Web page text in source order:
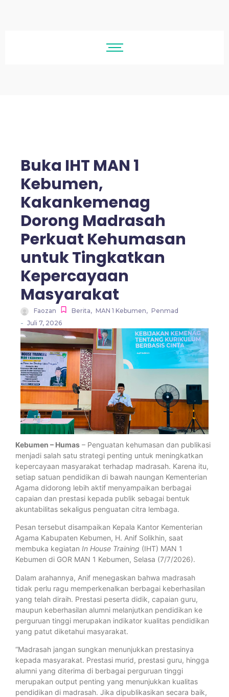
Buka IHT MAN 1
Kebumen,
Kakankemenag
Dorong Madrasah
Perkuat Kehumasan
untuk Tingkatkan
Kepercayaan
Masyarakat
Faozan Berita, MAN 1 Kebumen, Penmad
- Juli 7, 2026
Kebumen – Humas – Penguatan kehumasan dan publikasi
menjadi salah satu strategi penting untuk meningkatkan
kepercayaan masyarakat terhadap madrasah. Karena itu,
setiap satuan pendidikan di bawah naungan Kementerian
Agama didorong lebih aktif menyampaikan berbagai
capaian dan prestasi kepada publik sebagai bentuk
akuntabilitas sekaligus penguatan citra lembaga.
Pesan tersebut disampaikan Kepala Kantor Kementerian
Agama Kabupaten Kebumen, H. Anif Solikhin, saat
membuka kegiatan In House Training (IHT) MAN 1
Kebumen di GOR MAN 1 Kebumen, Selasa (7/7/2026).
Dalam arahannya, Anif menegaskan bahwa madrasah
tidak perlu ragu memperkenalkan berbagai keberhasilan
yang telah diraih. Prestasi peserta didik, capaian guru,
maupun keberhasilan alumni melanjutkan pendidikan ke
perguruan tinggi merupakan indikator kualitas pendidikan
yang patut diketahui masyarakat.
“Madrasah jangan sungkan menunjukkan prestasinya
kepada masyarakat. Prestasi murid, prestasi guru, hingga
alumni yang diterima di berbagai perguruan tinggi
merupakan output penting yang menunjukkan kualitas
pendidikan di madrasah. Jika dipublikasikan secara baik,